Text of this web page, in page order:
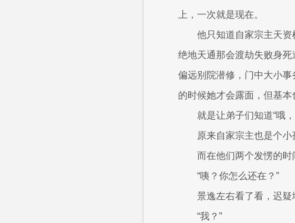
上，一次就是现在。
他只知道自家宗主天
绝地天通那会渡劫失败身死
偏远别院潜修，门中大小
的时候她才会露面，但基本
就是让弟子们知道“哦
原来自家宗主也是个小
而在他们两个发愣的时
“咦？你怎么还在？”
景逸左右看了看，迟疑
“我？”